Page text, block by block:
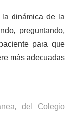
dinámica de la
preguntando,
para que
más adecuadas
del Colegio